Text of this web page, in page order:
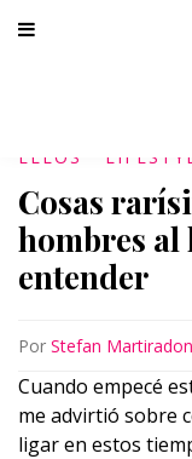
ELLOS
Cosas
hombres al
entender
Por Stefan
Cuando empecé
me advirtió sobre
ligar en estos